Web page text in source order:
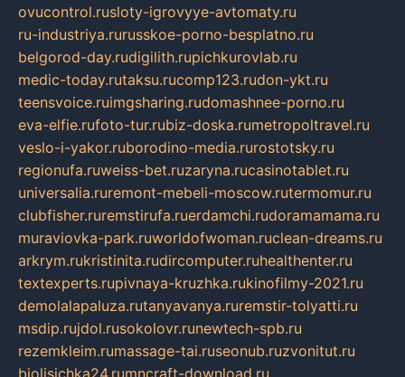
ovucontrol.rusloty-igrovyye-avtomaty.ru
ru-industriya.rurusskoe-porno-besplatno.ru
belgorod-day.rudigilith.rupichkurovlab.ru
medic-today.rutaksu.rucomp123.rudon-ykt.ru
teensvoice.ruimgsharing.rudomashnee-porno.ru
eva-elfie.rufoto-tur.rubiz-doska.rumetropoltravel.ru
veslo-i-yakor.ruborodino-media.rurostotsky.ru
regionufa.ruweiss-bet.ruzaryna.rucasinotablet.ru
universalia.ruremont-mebeli-moscow.rutermomur.ru
clubfisher.ruremstirufa.ruerdamchi.rudoramamama.ru
muraviovka-park.ruworldofwoman.ruclean-dreams.ru
arkrym.rukristinita.rudircomputer.ruhealthenter.ru
textexperts.rupivnaya-kruzhka.rukinofilmy-2021.ru
demolalapaluza.rutanyavanya.ruremstir-tolyatti.ru
msdip.rujdol.rusokolovr.runewtech-spb.ru
rezemkleim.rumassage-tai.ruseonub.ruzvonitut.ru